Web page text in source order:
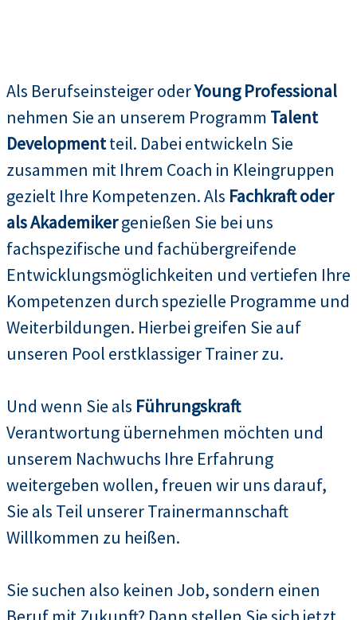
Als Berufseinsteiger oderYoung Professional
nehmen Sie an unserem Programm Talent
Developmentteil. Dabei entwickeln Sie
zusammen mit Ihrem Coach in Kleingruppen
gezielt Ihre Kompetenzen. Als Fachkraft oder
als Akademikergenießen Sie bei uns
fachspezifische und fachübergreifende
Entwicklungsmöglichkeiten und vertiefen Ihre
Kompetenzen durch spezielle Programme und
Weiterbildungen. Hierbei greifen Sie auf
unseren Pool erstklassiger Trainer zu.
Und wenn Sie als Führungskraft
Verantwortung übernehmen möchten und
unserem Nachwuchs Ihre Erfahrung
weitergeben wollen, freuen wir uns darauf,
Sie als Teil unserer Trainermannschaft
Willkommen zu heißen.
Sie suchen also keinen Job, sondern einen